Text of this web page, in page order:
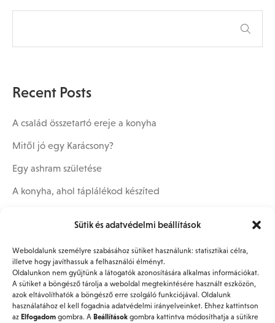
Sütik és adatvédelmi beállítások
Weboldalunk személyre szabásához sütiket használunk: statisztikai célra,
illetve hogy javíthassuk a felhasználói élményt.
Oldalunkon nem gyűjtünk a látogatók azonosítására alkalmas információkat.
A sütiket a böngésző tárolja a weboldal megtekintésére használt eszközön,
azok eltávolíthatók a böngésző erre szolgáló funkciójával. Oldalunk
használatához el kell fogadnia adatvédelmi irányelveinket. Ehhez kattintson
az Elfogadom gombra. A Beállítások gombra kattintva módosíthatja a sütikre
Recent Posts
A család összetartó ereje a konyha
Mitől jó egy Karácsony?
Egy ashram születése
A konyha, ahol táplálékod készíted
Recent Comments
Nincs megjeleníthető bejegyzés.